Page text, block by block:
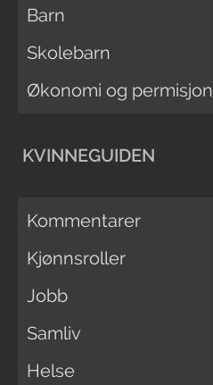
Barn
Skolebarn
Økonomi og permisjon
KVINNEGUIDEN
Kommentarer
Kjønnsroller
Jobb
Samliv
Helse